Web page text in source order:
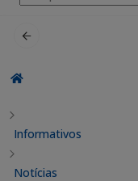
por:
Informativos
Notícias